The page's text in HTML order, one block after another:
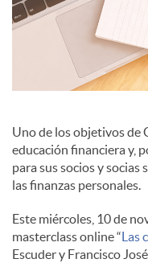
i
a
l
e
s
Uno de los objetivos de
educación financiera y,
para sus socios y
las finanzas personales.
Este miércoles, 10 de
masterclass online “Las
Escuder y Francisco